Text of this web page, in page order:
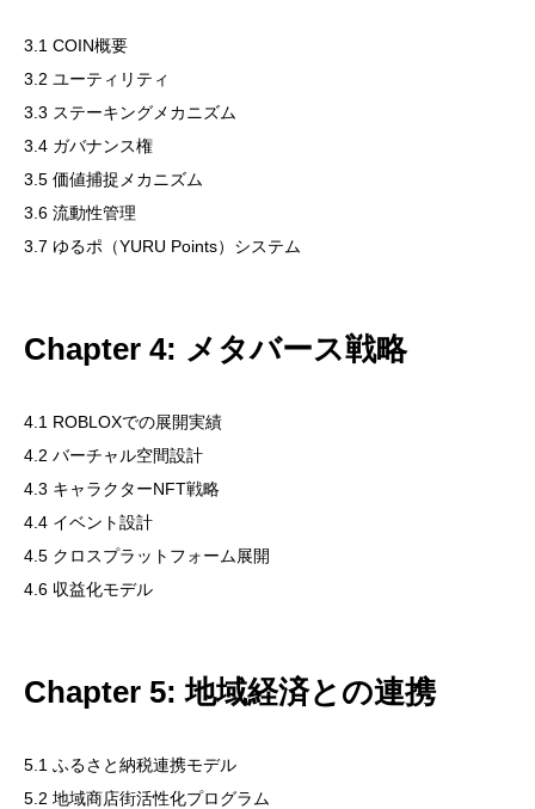
Futures Trade
CoinMarketCap
3.1 COIN概要
3.2 ユーティリティ
3.3 ステーキングメカニズム
3.4 ガバナンス権
3.5 価値捕捉メカニズム
3.6 流動性管理
3.7 ゆるポ（YURU Points）システム
Chapter 4: メタバース戦略
4.1 ROBLOXでの展開実績
4.2 バーチャル空間設計
4.3 キャラクターNFT戦略
4.4 イベント設計
4.5 クロスプラットフォーム展開
4.6 収益化モデル
Chapter 5: 地域経済との連携
5.1 ふるさと納税連携モデル
5.2 地域商店街活性化プログラム